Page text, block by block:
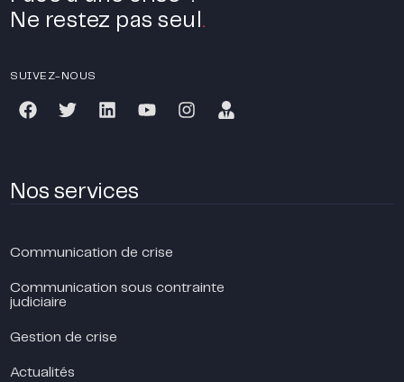
Ne restez pas seul .
SUIVEZ-NOUS
Nos services
Communication de crise
Communication sous contrainte
judiciaire
Gestion de crise
Actualités